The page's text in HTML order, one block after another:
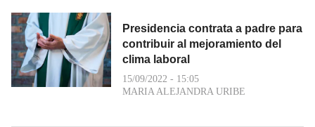
Presidencia contrata a padre para
contribuir al mejoramiento del
clima laboral
15/09/2022 - 15:05
MARIA ALEJANDRA URIBE